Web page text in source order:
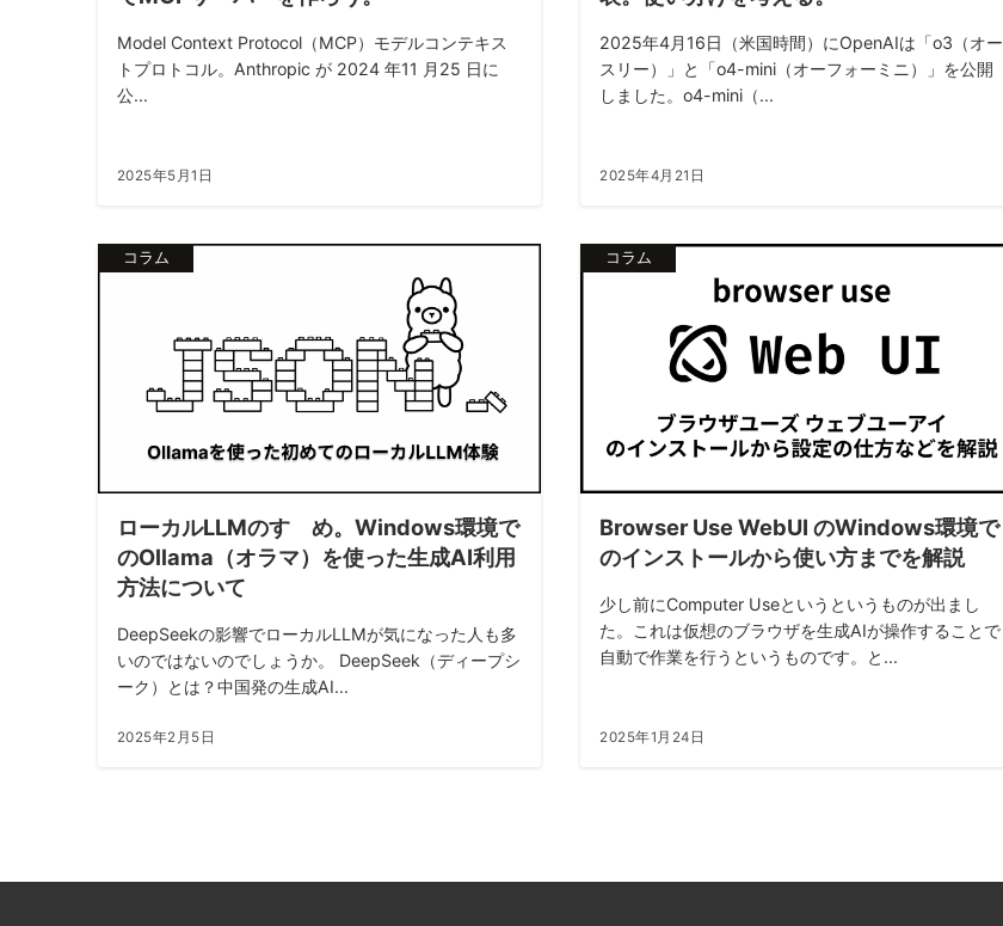
Model Context Protocol（MCP）モデルコンテキス
トプロトコル。Anthropic が 2024 年11 月25 日に
公...
2025年5月1日
2025年4月16日（米国時間）にOpenAIは「o3（オー
スリー）」と「o4-mini（オーフォーミニ）」を公開
しました。o4-mini（...
2025年4月21日
コラム
ローカルLLMのすゝめ。Windows環境で
のOllama（オラマ）を使った生成AI利用
方法について
DeepSeekの影響でローカルLLMが気になった人も多
いのではないのでしょうか。 DeepSeek（ディープシ
ーク）とは？中国発の生成AI...
2025年2月5日
コラム
Browser Use WebUI のWindows環境で
のインストールから使い方までを解説
少し前にComputer Useというというものが出まし
た。これは仮想のブラウザを生成AIが操作することで
自動で作業を行うというものです。と...
2025年1月24日